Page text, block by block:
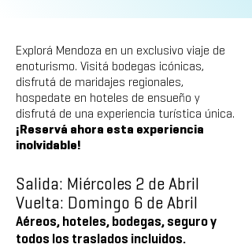
Explorá Mendoza en un exclusivo viaje de
enoturismo. Visitá bodegas icónicas,
disfrutá de maridajes regionales,
hospedate en hoteles de ensueño y
disfrutá de una experiencia turística única.
¡Reservá ahora esta experiencia
inolvidable!​
Salida: Miércoles 2 de Abril
Vuelta: Domingo 6 de Abril
Aéreos, hoteles, bodegas, seguro y
todos los traslados incluidos.